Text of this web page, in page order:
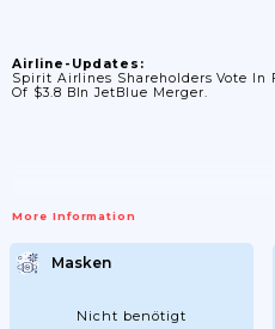
Airline-Updates:
Spirit Airlines Shareholders Vote In
Of $3.8 Bln JetBlue Merger.
More Information
Masken
Nicht benötigt